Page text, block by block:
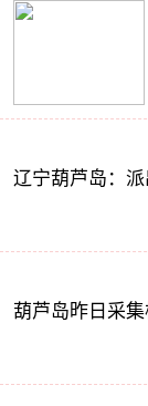
辽宁葫芦岛：
葫芦岛昨日采